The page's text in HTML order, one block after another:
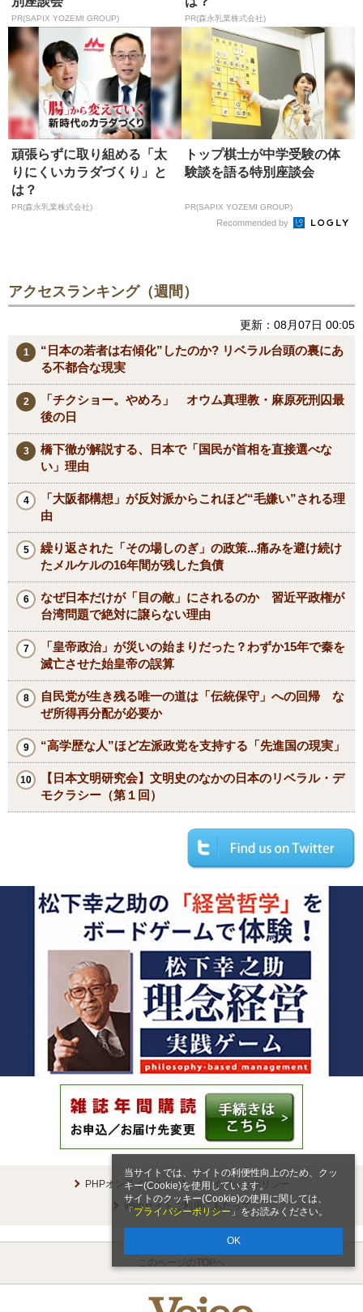
当サイトでは、サイトの利便性向上のため、クッ
キー(Cookie)を使用しています。
サイトのクッキー(Cookie)の使用に関しては、
「 プライバシーポリシー 」をお読みください。
OK
PR(SAPIX YOZEMI GROUP) PR(森永乳業株式会社)
頑張らずに取り組める「太
りにくいカラダづくり」と
は？
PR(森永乳業株式会社)
トップ棋士が中学受験の体
験談を語る特別座談会
PR(SAPIX YOZEMI GROUP)
Recommended by
アクセスランキング（週間）
更新：08月07日 00:05
“日本の若者は右傾化”したのか? リベラル台頭の裏にあ
る不都合な現実
「チクショー。やめろ」 オウム真理教・麻原死刑囚最
後の日
橋下徹が解説する、日本で「国民が首相を直接選べな
い」理由
「大阪都構想」が反対派からこれほど“毛嫌い”される理
由
繰り返された「その場しのぎ」の政策...痛みを避け続け
たメルケルの16年間が残した負債
なぜ日本だけが「目の敵」にされるのか 習近平政権が
台湾問題で絶対に譲らない理由
「皇帝政治」が災いの始まりだった？わずか15年で秦を
滅亡させた始皇帝の誤算
自民党が生き残る唯一の道は「伝統保守」への回帰 な
ぜ所得再分配が必要か
“高学歴な人”ほど左派政党を支持する「先進国の現実」
【日本文明研究会】文明史のなかの日本のリベラル・デ
モクラシー（第１回）
PHPオンラインとは
プライバシーポリシー
Webサイトご利用にあたって
このページのTOPへ